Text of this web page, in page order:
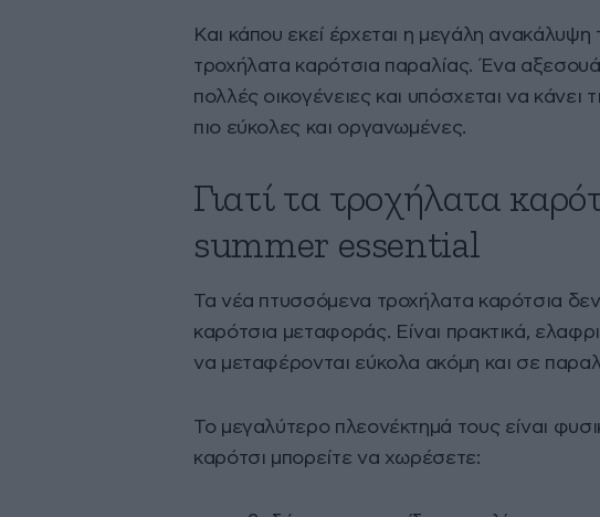
Και κάπου εκεί έρχεται η μεγάλη ανακάλυψη
τροχήλατα καρότσια παραλίας. Ένα
πολλές οικογένειες και υπόσχεται να κάνει
πιο εύκολες και οργανωμένες.
Γιατί τα τροχήλατα
summer essential
Τα νέα πτυσσόμενα τροχήλατα καρότσια
καρότσια μεταφοράς. Είναι πρακτικά,
να μεταφέρονται εύκολα ακόμη και σε
Το μεγαλύτερο πλεονέκτημά τους είναι
καρότσι μπορείτε να χωρέσετε: